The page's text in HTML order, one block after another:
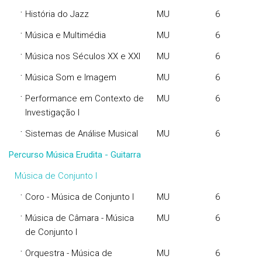
· História do Jazz MU 6
· Música e Multimédia MU 6
· Música nos Séculos XX e XXI MU 6
· Música Som e Imagem MU 6
· Performance em Contexto de
Investigação I
MU 6
· Sistemas de Análise Musical MU
6
Percurso Música Erudita - Guitarra
Música de Conjunto I
· Coro - Música de Conjunto I MU 6
· Música de Câmara - Música
de Conjunto I
MU 6
· Orquestra - Música de
MU 6